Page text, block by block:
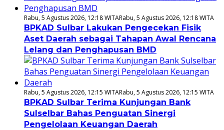
Rabu, 5 Agustus 2026, 12:18 WITARabu, 5 Agustus 2026, 12:18 WITA
BPKAD Sulbar Lakukan Pengecekan Fisik
Aset Daerah sebagai Tahapan Awal Rencana
Lelang dan Penghapusan BMD
Rabu, 5 Agustus 2026, 12:15 WITARabu, 5 Agustus 2026, 12:15 WITA
BPKAD Sulbar Terima Kunjungan Bank
Sulselbar Bahas Penguatan Sinergi
Pengelolaan Keuangan Daerah